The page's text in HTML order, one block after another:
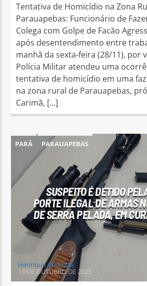
Tentativa de Homicídio na Zona
Parauapebas: Funcionário de
Colega com Golpe de Facão
após desentendimento entre
manhã da sexta-feira (28/11), por
Polícia Militar atendeu uma
tentativa de homicídio em uma
na zona rural de Parauapebas,
Carimã, […]
PARÁ PARAUAPEBAS
SUSPEITO É DETIDO
PORTE ILEGAL DE ARMAS
DE SERRA PELADA, EM
Henrique Gonzaga
10 DE OUTUBRO DE 2025